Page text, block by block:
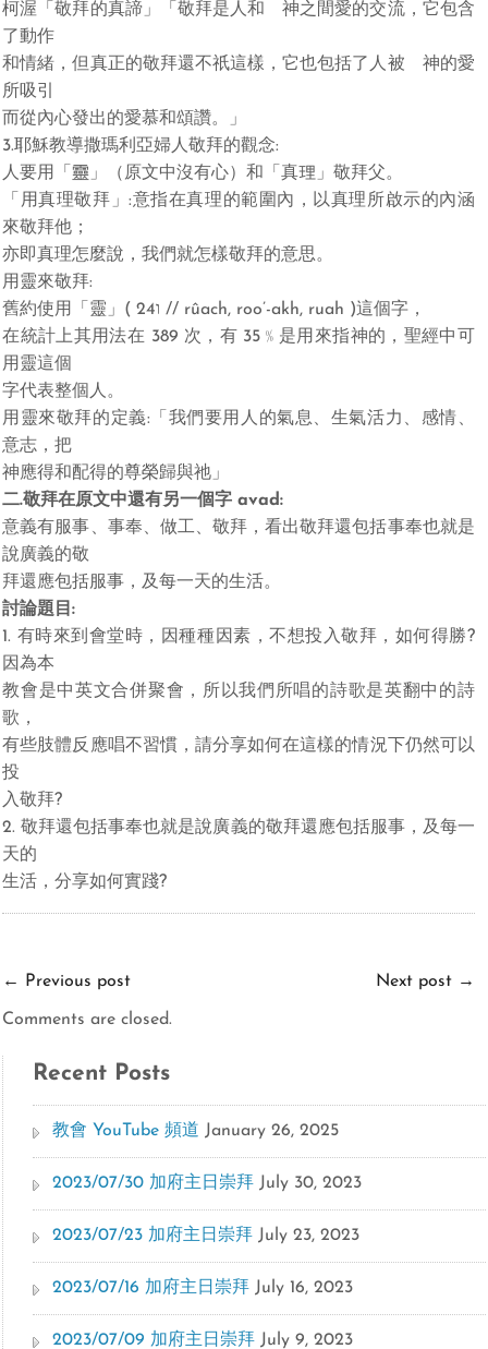
柯渥「敬拜的真諦」
「敬拜是人和 神之間愛的交流，它包含
了動作
和情緒，但真正的敬拜還不祇這樣，它也包括了人被 神的愛
所吸引
而從內心發出的愛慕和頌讚。」
3.耶穌教導撒瑪利亞婦人敬拜的觀念:
人要用「靈」（原文中沒有心）和「真理」敬拜父。
「用真理敬拜」:意指在真理的範圍內，以真理所啟示的內涵
來敬拜他；
亦即真理怎麼說，我們就怎樣敬拜的意思。
用靈來敬拜:
舊約使用「靈」 ( 2ו4 // rûach, roo’-akh, ruah )這個字，
在統計上其用法在 389 次，有 35 ﹪ 是用來指神的，聖經中可
用靈這個
字代表整個人。
用靈來敬拜的定義: 「我們要用人的氣息、生氣活力、感情、
意志，把
神應得和配得的尊榮歸與祂」
二.敬拜在原文中還有另一個字avad:
意義有服事、事奉、做工、敬拜，看出敬拜還包括事奉也就是
說廣義的敬
拜還應包括服事，及每一天的生活。
討論題目:
1. 有時來到會堂時， 因種種因素 ，不想投入敬拜， 如何 得勝?
因為本
教會是中英文合併聚會，所以我們所唱的詩歌是英翻中的詩
歌 ，
有些肢體反應唱不習慣 ， 請分享如何在這樣的情況 下仍然可以
投
入敬拜?
2.敬拜還包括事奉也就是說廣義的敬拜還應包括服事，及每一
天的
生活，分享如何實踐?
← Previous post Next post →
Comments are closed.
Recent Posts
教會 YouTube 頻道 January 26, 2025
2023/07/30 加府主日崇拜 July 30, 2023
2023/07/23 加府主日崇拜 July 23, 2023
2023/07/16 加府主日崇拜 July 16, 2023
2023/07/09 加府主日崇拜 July 9, 2023